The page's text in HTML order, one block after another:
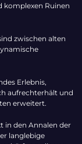
komplexen Ruinen
zwischen alten
Erlebnis,
aufrechterhält und
erweitert.
in den Annalen der
langlebige